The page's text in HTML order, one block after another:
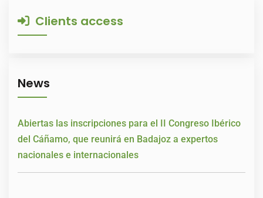
Clients access
News
Abiertas las inscripciones para el II Congreso Ibérico
del Cáñamo, que reunirá en Badajoz a expertos
nacionales e internacionales